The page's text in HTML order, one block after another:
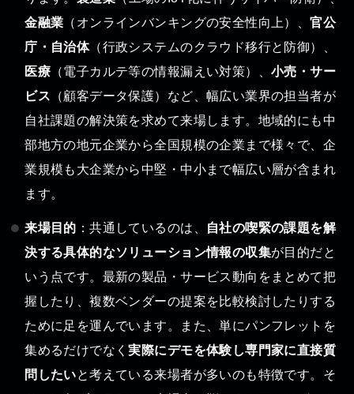
金融業 （オンラインバンキングの安全性向上）、官公
庁・自治体（行政システムのクラウド移行と防御）、
医療 （電子カルテ等の情報漏えい対策）、小売・サー
ビス （顧客データ保護）など、幅広い業界の担当者が
自社課題の解決策を求めて来場します。地域的にも中
部地方の地元企業から全国規模の企業まで様々で、企
業規模も大企業から中堅・中小まで幅広い層が含まれ
ます。
来場目的 ：共通しているのは、
自社の喫緊の課題を解
決する具体的なソリューション情報の収集が目的だと
いう点です。最新の製品・サービス動向をまとめて把
握したり、複数ベンダーの提案を比較検討したりする
ために足を運んでいます。また、単にパンフレットを
集めるだけでなく実際にデモを体験し専門家に直接質
問したいと考えている来場者が多いのも特徴です。そ